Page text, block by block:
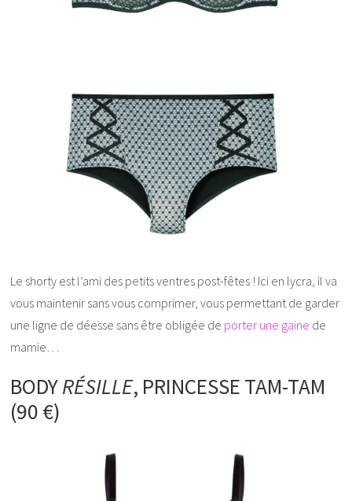
Le shorty est l’ami des petits ventres post-fêtes ! Ici en lycra, il va
vous maintenir sans vous comprimer, vous permettant de garder
une ligne de déesse sans être obligée de porter une gaine de
mamie…
BODYRÉSILLE, PRINCESSE TAM-TAM
(90 €)